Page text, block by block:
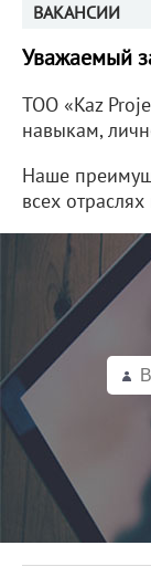
ВАКАНСИИ
Уважаемый
ТОО «Kaz
навыкам,
Наше
всех